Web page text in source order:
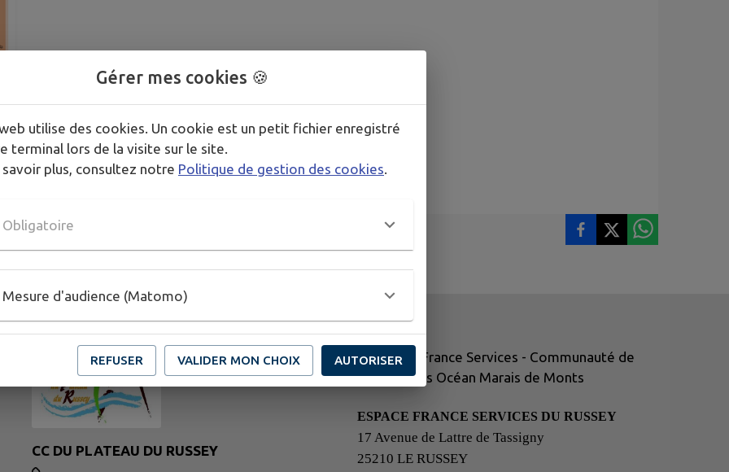
CC DU PLATEAU DU RUSSEY
ESPACE FRANCE SERVICES DU RUSSEY
17 Avenue de Lattre de Tassigny
25210 LE RUSSEY
Gérer mes cookies 🍪
utilise des cookies. Un cookie est un petit fichier enregistré
terminal lors de la visite sur le site.
savoir plus, consultez notre Politique de gestion des cookies.
Obligatoire
Mesure d'audience (Matomo)
REFUSER VALIDER MON CHOIX AUTORISER